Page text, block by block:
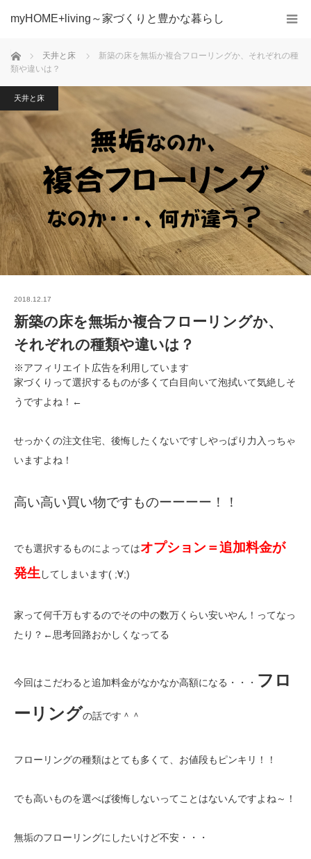
myHOME+living～家づくりと豊かな暮らし
ホーム 天井と床
新築の床を無垢か複合フローリングか、それぞれの種
類や違いは？
天井と床
2018.12.17
新築の床を無垢か複合フローリングか、
それぞれの種類や違いは？
※アフィリエイト広告を利用しています
家づくりって選択するものが多くて白目向いて泡拭いて気絶しそ
うですよね！←
せっかくの注文住宅、後悔したくないですしやっぱり力入っちゃ
いますよね！
高い高い買い物ですものーーーー！！
でも選択するものによってはオプション＝追加料金が
発生 してしまいます( ;∀;)
家って何千万もするのでその中の数万くらい安いやん！ってなっ
たり？←思考回路おかしくなってる
今回はこだわると追加料金がなかなか高額になる・・・ フロ
ーリングの話です＾＾
フローリングの種類はとても多くて、お値段もピンキリ！！
でも高いものを選べば後悔しないってことはないんですよね～！
無垢のフローリングにしたいけど不安・・・